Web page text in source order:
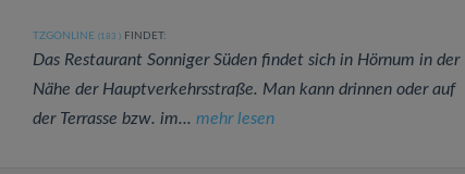
TZGONLINE (183 )FINDET:
Das Restaurant Sonniger Süden findet sich in Hörnum in der
Nähe der Hauptverkehrsstraße. Man kann drinnen oder auf
der Terrasse bzw. im... mehr lesen